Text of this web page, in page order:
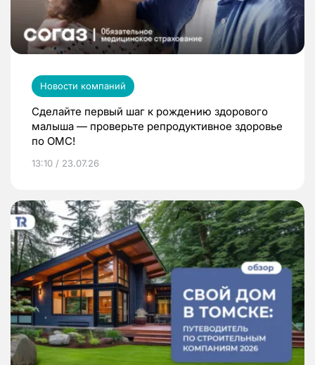
Новости компаний
Сделайте первый шаг к рождению здорового
малыша — проверьте репродуктивное здоровье
по ОМС!
13:10 / 23.07.26